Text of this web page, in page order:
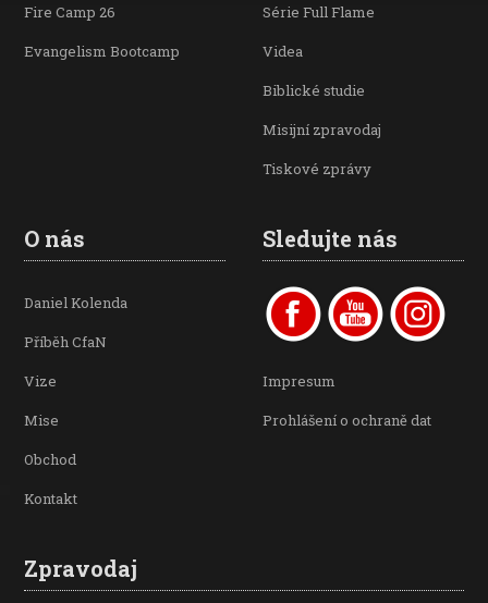
Fire Camp 26
Evangelism Bootcamp
Série Full Flame
Videa
Biblické studie
Misijní zpravodaj
Tiskové zprávy
O nás
Daniel Kolenda
Příběh CfaN
Vize
Mise
Obchod
Kontakt
Sledujte nás
Impresum
Prohlášení o ochraně dat
Zpravodaj